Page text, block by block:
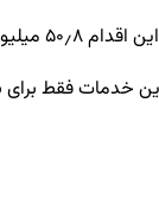
د. به
این خدمات فقط